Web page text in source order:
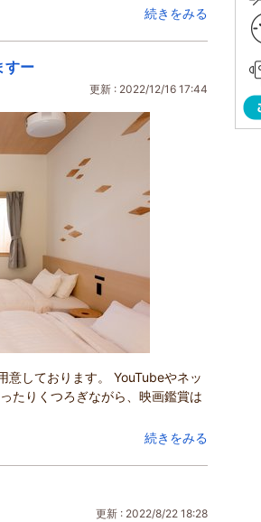
続きをみる
すー
更新 : 2022/12/16 17:44
意しております。 YouTubeやネッ
たりくつろぎながら、映画鑑賞は
続きをみる
更新 : 2022/8/22 18:28